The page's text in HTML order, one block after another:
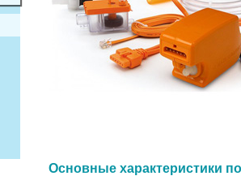
Основные характеристики